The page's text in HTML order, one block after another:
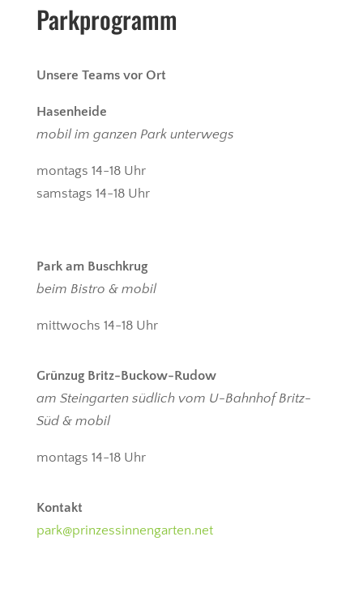
Parkprogramm
Unsere Teams vor Ort
Hasenheide
mobil im ganzen Park unterwegs
montags 14-18 Uhr
samstags 14-18 Uhr
Park am Buschkrug
beim Bistro & mobil
mittwochs 14-18 Uhr
Grünzug Britz-Buckow-Rudow
am Steingarten südlich vom U-Bahnhof Britz-
Süd & mobil
montags 14-18 Uhr
Kontakt
park@prinzessinnengarten.net